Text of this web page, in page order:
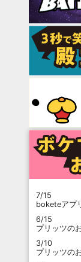
7/15
boketeアプ
6/15
プリッツの
3/10
プリッツの